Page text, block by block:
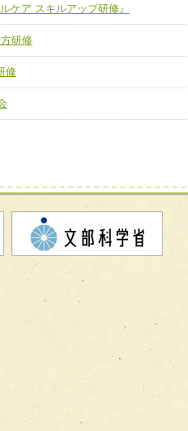
療チームを組織し、強調できる
携力
を学び、相互理解と連携を深める
チーム】
法チーム】
める周術期リハビリテーションチー
ハビリテーションコンサルテーション
対する緩和ケアチーム】
ケア スキルアップ研修』
研修
修